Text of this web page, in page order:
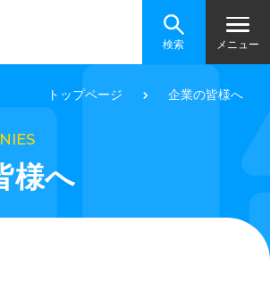
検索 メニュー
トップページ 企業の皆様へ
様へ